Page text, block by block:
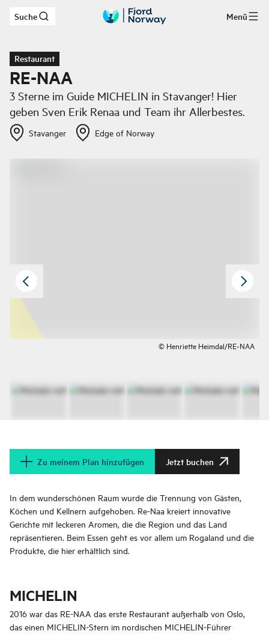
Zum Hauptinhalt
Suche Menü
Restaurant
RE-NAA
3 Sterne im Guide MICHELIN in Stavanger! Hier
geben Sven Erik Renaa und Team ihr Allerbestes.
Stavanger Edge of Norway
© Henriette Heimdal/RE-NAA
Zu meinem Plan hinzufügen Jetzt buchen
In dem wunderschönen Raum wurde die Trennung von Gästen,
Köchen und Kellnern aufgehoben. Re-Naa kreiert innovative
Gerichte mit leckeren Aromen, die die Region und das Land
repräsentieren. Beim Essen geht es vor allem um Rogaland und die
Produkte, die hier erhältlich sind.
MICHELIN
2016 war das RE-NAA das erste Restaurant außerhalb von Oslo,
das einen MICHELIN-Stern im nordischen MICHELIN-Führer